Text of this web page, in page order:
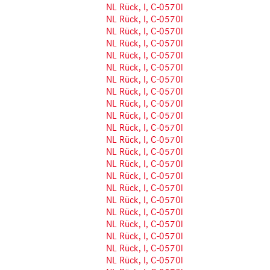
NL Rück, I, C-0570l
NL Rück, I, C-0570l
NL Rück, I, C-0570l
NL Rück, I, C-0570l
NL Rück, I, C-0570l
NL Rück, I, C-0570l
NL Rück, I, C-0570l
NL Rück, I, C-0570l
NL Rück, I, C-0570l
NL Rück, I, C-0570l
NL Rück, I, C-0570l
NL Rück, I, C-0570l
NL Rück, I, C-0570l
NL Rück, I, C-0570l
NL Rück, I, C-0570l
NL Rück, I, C-0570l
NL Rück, I, C-0570l
NL Rück, I, C-0570l
NL Rück, I, C-0570l
NL Rück, I, C-0570l
NL Rück, I, C-0570l
NL Rück, I, C-0570l